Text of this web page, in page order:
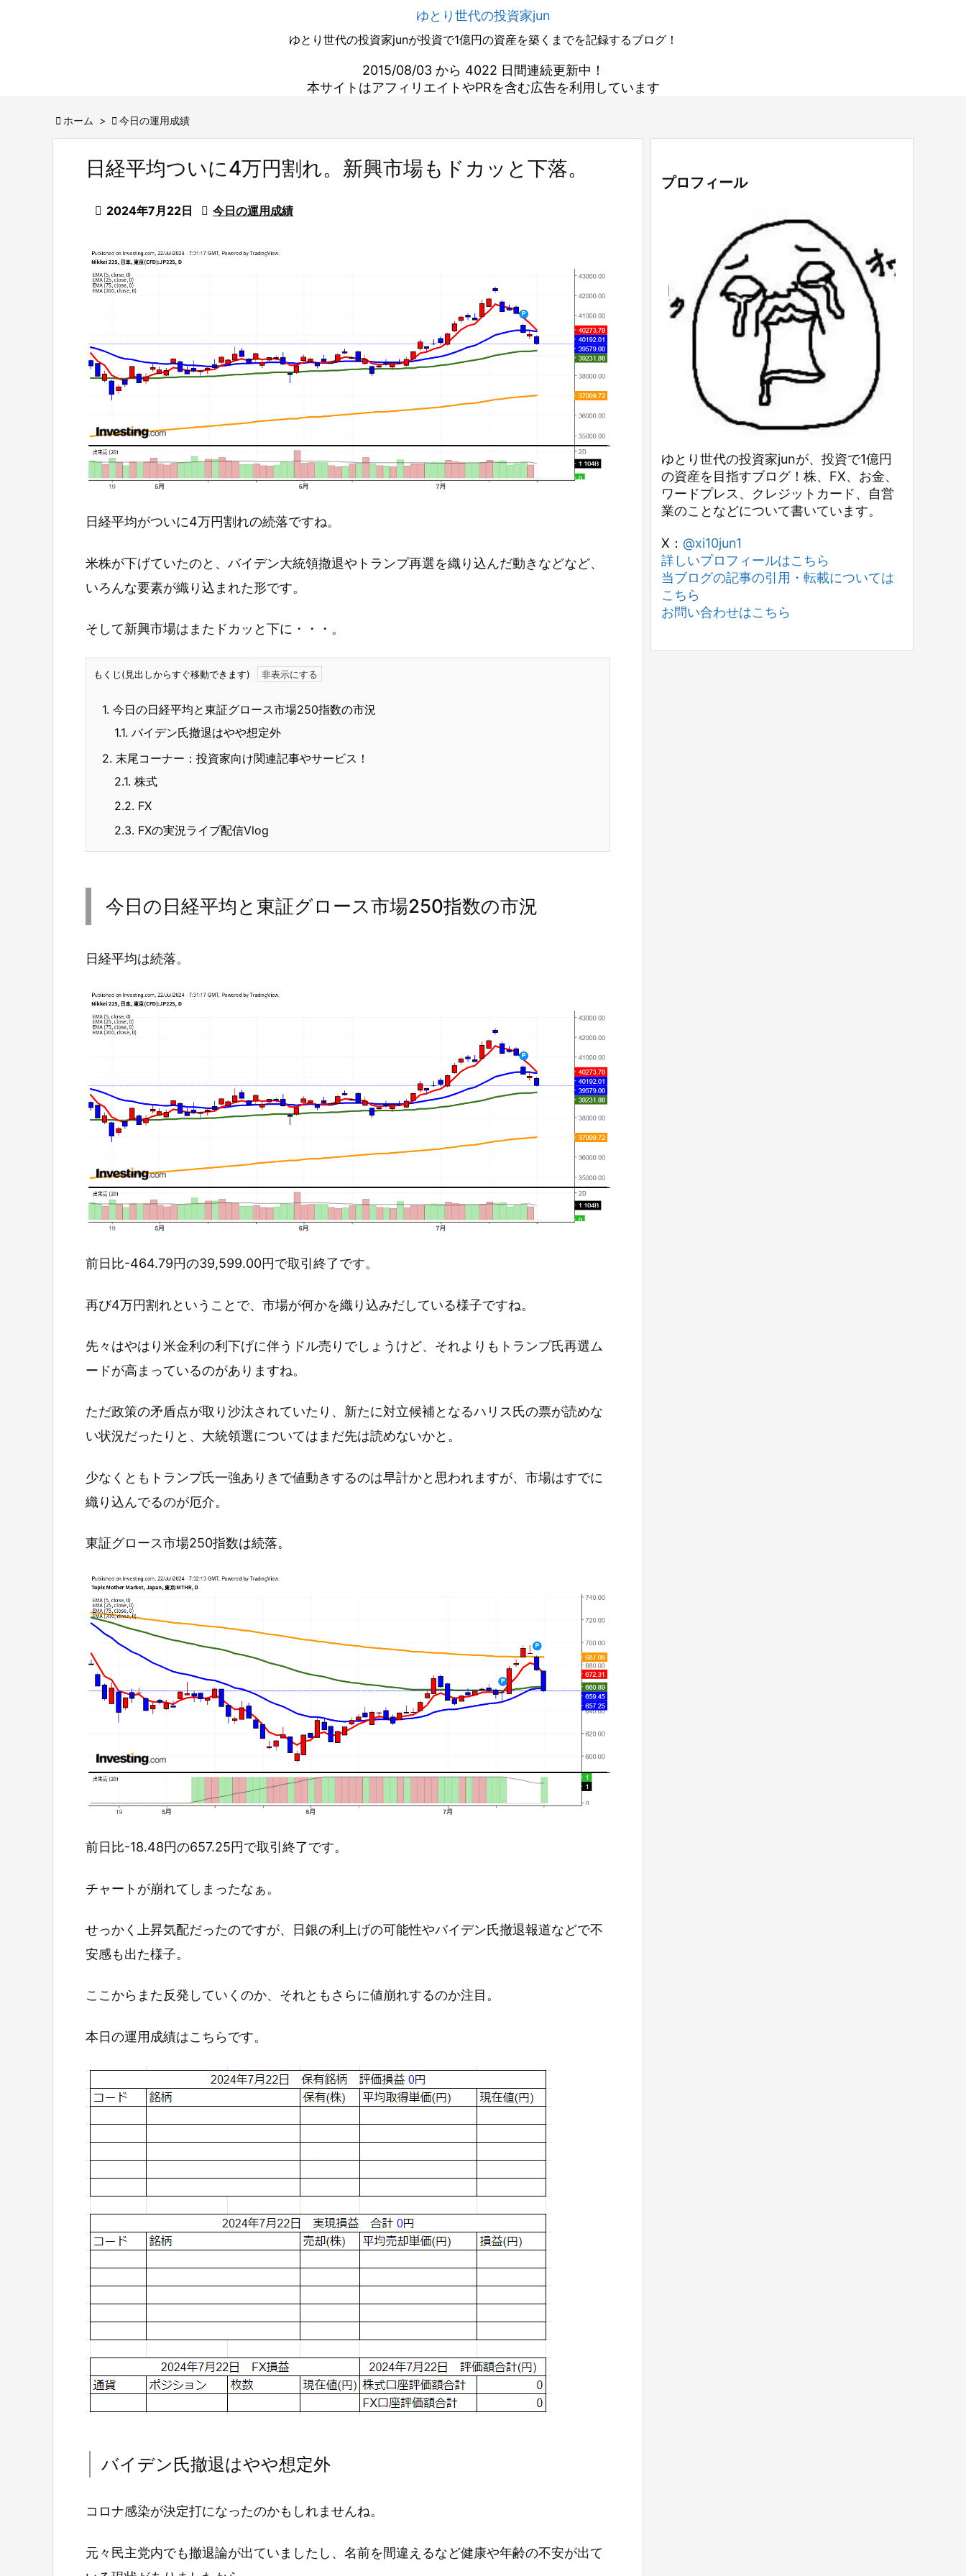
ゆとり世代の投資家jun
ゆとり世代の投資家junが投資で1億円の資産を築くまでを記録するブログ！
2015/08/03 から 4022 日間連続更新中！
本サイトはアフィリエイトやPRを含む広告を利用しています
 ホーム >  今日の運用成績
日経平均ついに4万円割れ。新興市場もドカッと下落。
 2024年7月22日  今日の運用成績
日経平均がついに4万円割れの続落ですね。
米株が下げていたのと、バイデン大統領撤退やトランプ再選を織り込んだ動きなどなど、
いろんな要素が織り込まれた形です。
そして新興市場はまたドカッと下に・・・。
もくじ(見出しからすぐ移動できます)
1. 今日の日経平均と東証グロース市場250指数の市況
1.1. バイデン氏撤退はやや想定外
2. 末尾コーナー：投資家向け関連記事やサービス！
2.1. 株式
2.2. FX
2.3. FXの実況ライブ配信Vlog
今日の日経平均と東証グロース市場250指数の市況
日経平均は続落。
前日比-464.79円の39,599.00円で取引終了です。
再び4万円割れということで、市場が何かを織り込みだしている様子ですね。
先々はやはり米金利の利下げに伴うドル売りでしょうけど、それよりもトランプ氏再選ム
ードが高まっているのがありますね。
ただ政策の矛盾点が取り沙汰されていたり、新たに対立候補となるハリス氏の票が読めな
い状況だったりと、大統領選についてはまだ先は読めないかと。
少なくともトランプ氏一強ありきで値動きするのは早計かと思われますが、市場はすでに
織り込んでるのが厄介。
東証グロース市場250指数は続落。
前日比-18.48円の657.25円で取引終了です。
チャートが崩れてしまったなぁ。
せっかく上昇気配だったのですが、日銀の利上げの可能性やバイデン氏撤退報道などで不
安感も出た様子。
ここからまた反発していくのか、それともさらに値崩れするのか注目。
本日の運用成績はこちらです。
バイデン氏撤退はやや想定外
コロナ感染が決定打になったのかもしれませんね。
元々民主党内でも撤退論が出ていましたし、名前を間違えるなど健康や年齢の不安が出て
プロフィール
ゆとり世代の投資家junが、投資で1億円
の資産を目指すブログ！株、FX、お金、
ワードプレス、クレジットカード、自営
業のことなどについて書いています。
X： @xi10jun1
詳しいプロフィールはこちら
当ブログの記事の引用・転載については
こちら
お問い合わせはこちら